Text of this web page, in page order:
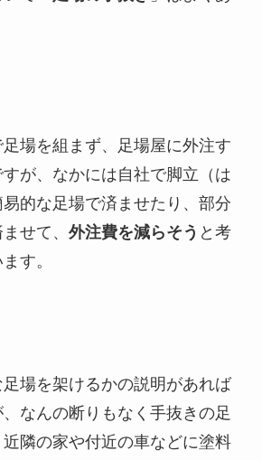
場を組まず、足場屋に外注す
が、 なかには自社で脚立（は
的な足場で済ませたり、部分
せて、 外注費を減らそう と考
す。
場を架けるかの説明があれば
なんの断りもなく手抜きの足
隣の家や付近の車などに塗料